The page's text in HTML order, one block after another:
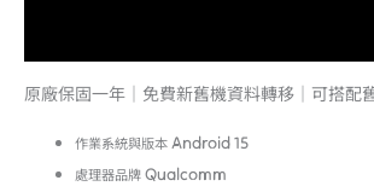
原廠保固一年｜免費新舊機資料轉移｜可搭配
作業系統與版本 Android 15
處理器品牌 Qualcomm